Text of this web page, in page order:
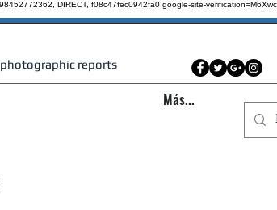
DIRECT, f08c47fec0942fa0 google-site-
reports
Más...